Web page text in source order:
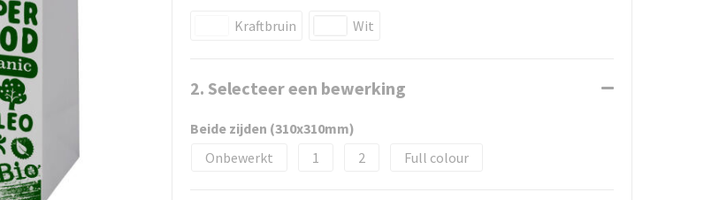
Kraftbruin Wit
2. Selecteer een bewerking
Beide zijden (310x310mm)
Onbewerkt
1 2 Full colour